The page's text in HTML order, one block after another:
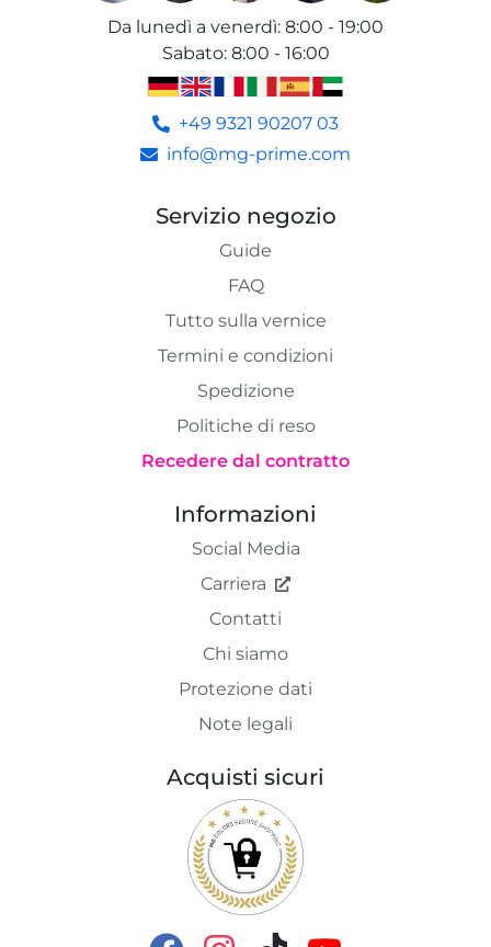
Da lunedì a venerdì: 8:00 - 19:00
Sabato: 8:00 - 16:00
+49 9321 90207 03
info@mg-prime.com
Servizio negozio
Guide
FAQ
Tutto sulla vernice
Termini e condizioni
Spedizione
Politiche di reso
Recedere dal contratto
Informazioni
Social Media
Carriera
Contatti
Chi siamo
Protezione dati
Note legali
Acquisti sicuri